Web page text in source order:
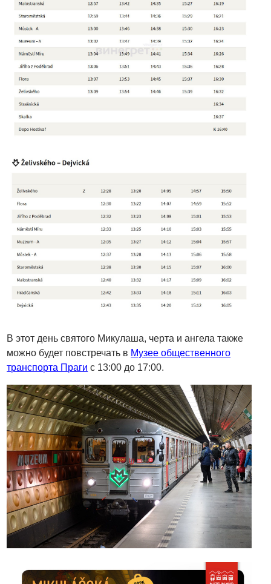
В этот день святого Микулаша, черта и ангела также
можно будет повстречать в Музее общественного
транспорта Праги с 13:00 до 17:00.